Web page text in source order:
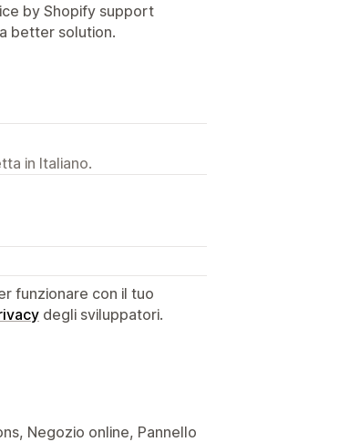
by Shopify support
better solution.
in Italiano.
funzionare con il tuo
degli sviluppatori.
Negozio online, Pannello